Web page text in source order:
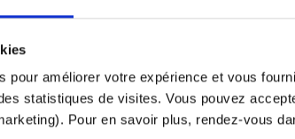
pour améliorer votre expérience et vous
statistiques de visites. Vous pouvez
Pour en savoir plus, rendez-vous